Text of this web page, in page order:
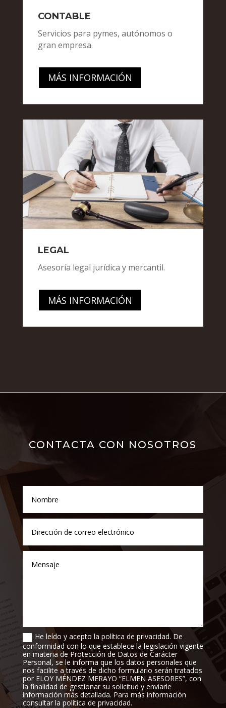
CONTABLE
Servicios para pymes, autónomos o
gran empresa.
MÁS INFORMACIÓN
LEGAL
Asesoría legal jurídica y mercantil.
MÁS INFORMACIÓN
CONTACTA CON NOSOTROS
He leído y acepto la política de privacidad. De
conformidad con lo que establece la legislación vigente
en materia de Protección de Datos de Carácter
Personal, se le informa que los datos personales que
nos facilite a través de dicho formulario serán tratados
por ELOY MÉNDEZ MERAYO “ELMEN ASESORES”, con
la finalidad de gestionar su solicitud y enviarle
información más detallada. Para más información
consultar la política de privacidad.